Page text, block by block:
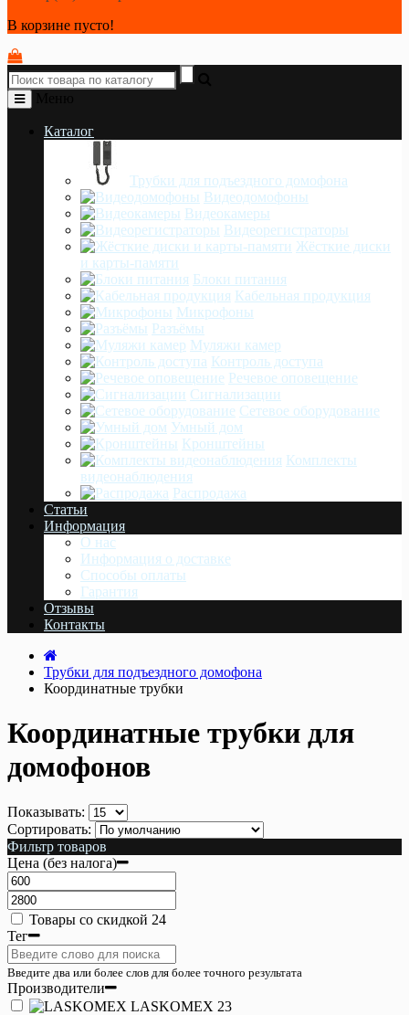
В корзине пусто!
Каталог
Трубки для подъездного домофона
Видеодомофоны
Видеокамеры
Видеорегистраторы
Жёсткие диски
и карты-памяти
Блоки питания
Кабельная продукция
Микрофоны
Разъёмы
Муляжи камер
Контроль доступа
Речевое оповещение
Сигнализации
Сетевое оборудование
Умный дом
Кронштейны
Комплекты
видеонаблюдения
Распродажа
Статьи
Информация
О нас
Информация о доставке
Cпособы оплаты
Гарантия
Отзывы
Контакты
Трубки для подъездного домофона
Координатные трубки
Координатные трубки для
домофонов
Показывать:
Сортировать:
Фильтр товаров
Цена (без налога)
Товары со скидкой 24
Тег
Введите два или более слов для более точного результата
Производители
LASKOMEX 23